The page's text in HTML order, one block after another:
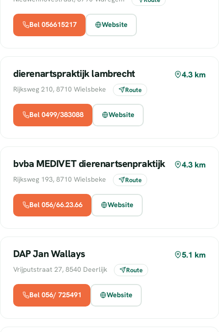
Bel 056615217 Website
dierenartspraktijk lambrecht 4.3 km
Rijksweg 210, 8710 Wielsbeke Route
Bel 0499/383088 Website
bvba MEDIVET dierenartsenpraktijk 4.3 km
Rijksweg 193, 8710 Wielsbeke Route
Bel 056/66.23.66 Website
DAP Jan Wallays 5.1 km
Vrijputstraat 27, 8540 Deerlijk Route
Bel 056/ 725491 Website